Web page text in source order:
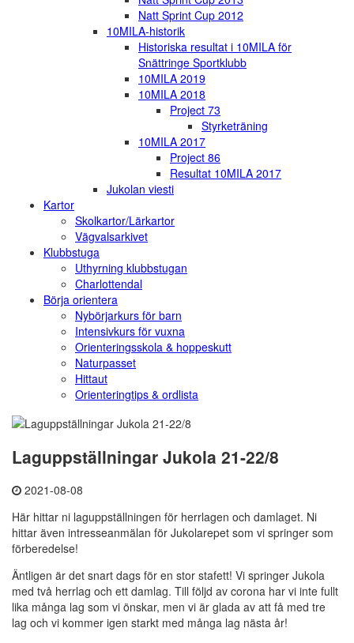
Natt Sprint Cup 2012
10MILA-historik
Historiska resultat i 10MILA för
Snättringe Sportklubb
10MILA 2019
10MILA 2018
Project 73
Styrketräning
10MILA 2017
Project 86
Resultat 10MILA 2017
Jukolan viesti
Kartor
Skolkartor/Lärkartor
Vägvalsarkivet
Klubbstuga
Uthyrning klubbstugan
Charlottendal
Börja orientera
Nybörjarkurs för barn
Intensivkurs för vuxna
Orienteringsskola & hoppeskutt
Naturpasset
Hittaut
Orienteringtips & ordlista
Laguppställningar Jukola 21-22/8
2021-08-08
Här hittar ni laguppställningen för herrlagen och damlaget. Ni
hittar även intresseanmälan för Jukolarepet som vi springer som
förberedelse!
Äntligen är det snart dags för en stor stafett! Vi springer Jukola
med två herrlag och ett damlag. Till följd av corona har vi inte fullt
lika många lag som vi önskar, men vi är glada av att få med tre
lag och vi kommer igen starkt med många lag nästa år!